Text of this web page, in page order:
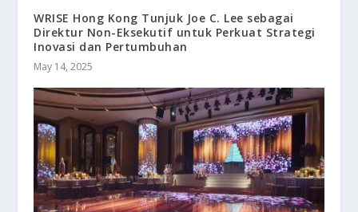
WRISE Hong Kong Tunjuk Joe C. Lee sebagai
Direktur Non-Eksekutif untuk Perkuat Strategi
Inovasi dan Pertumbuhan
May 14, 2025